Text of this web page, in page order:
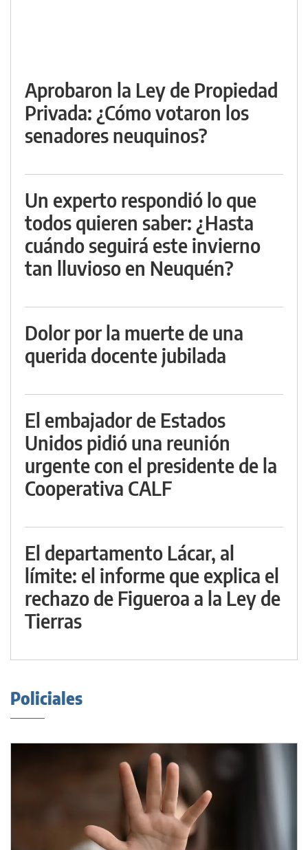
Aprobaron la Ley de Propiedad
Privada: ¿Cómo votaron los
senadores neuquinos?
Un experto respondió lo que
todos quieren saber: ¿Hasta
cuándo seguirá este invierno
tan lluvioso en Neuquén?
Dolor por la muerte de una
querida docente jubilada
El embajador de Estados
Unidos pidió una reunión
urgente con el presidente de la
Cooperativa CALF
El departamento Lácar, al
límite: el informe que explica el
rechazo de Figueroa a la Ley de
Tierras
Policiales